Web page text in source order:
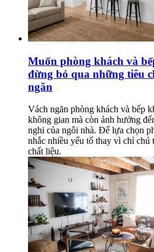
Muốn phòng khách và
đừng bỏ qua những tiêu
ngăn
Vách ngăn phòng khách và bếp
không gian mà còn ảnh hưởng
nghi của ngôi nhà. Để lựa chọn
nhắc nhiều yếu tố thay vì chỉ chú
chất liệu.